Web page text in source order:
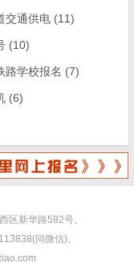
交通供电 (11)
(10)
路学校报名 (7)
(6)
区新华路592号。
同微信)。